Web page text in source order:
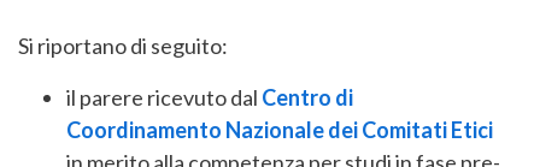
Si riportano di seguito:
il parere ricevuto dal Centro di
Coordinamento Nazionale dei Comitati Etici